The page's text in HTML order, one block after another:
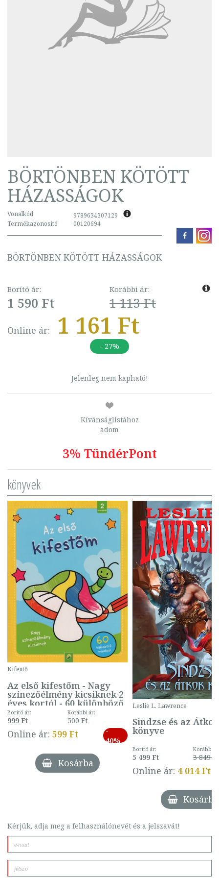
BÖRTÖNBEN KÖTÖTT
HÁZASSÁGOK
Vonalkód
9789634307129
Termékazonosító
00120694
BÖRTÖNBEN KÖTÖTT HÁZASSÁGOK
Borító ár:
1 590 Ft
Korábbi ár:
1 113 Ft
Online ár: 1 161 Ft
- 27%
Jelenleg nem kapható!
Kívánságlistához
adom
3% TündérPont
könyvek
Kifestő
Az első kifestőm - Nagy
színezőélmény kicsiknek 2
éves kortól - 60 különböző
mintával (gombás)
Borító ár:
999 Ft
Korábbi ár:
500 Ft
Online ár: 599 Ft
-
40%
Kosárba
Leslie L. Lawrence
Sindzse és az Átkok
könyve
Borító ár:
5 499 Ft
Korábbi
3 849 Ft
Online ár: 4 014 Ft
Kosárba
Kérjük, adja meg a felhasználónevét és a jelszavát!